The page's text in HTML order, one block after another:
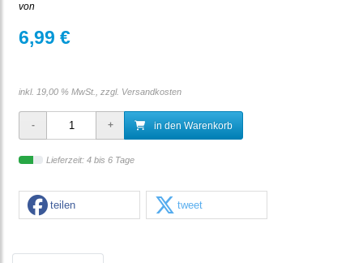
von
6,99 €
inkl. 19,00 % MwSt., zzgl. Versandkosten
in den Warenkorb
Lieferzeit: 4 bis 6 Tage
teilen tweet